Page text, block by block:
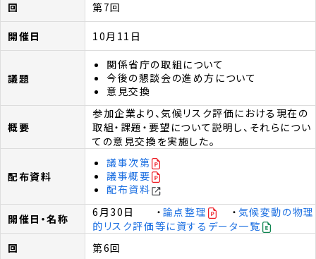
第7回
10月11日
関係省庁の取組について
今後の懇談会の進め方について
意見交換
参加企業より、気候リスク評価における現在の
取組・課題・要望について説明し、それらについ
ての意見交換を実施した。
議事次第
議事概要
配布資料
6月30日 ・ 論点整理 ・ 気候変動の物理
的リスク評価等に資するデータ一覧
第6回